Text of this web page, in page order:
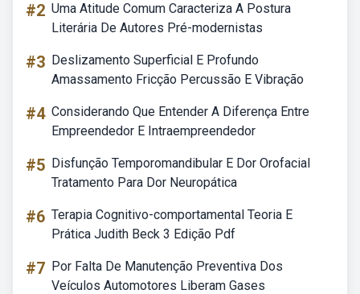
#2 Uma Atitude Comum Caracteriza A Postura
Literária De Autores Pré-modernistas
#3 Deslizamento Superficial E Profundo
Amassamento Fricção Percussão E Vibração
#4 Considerando Que Entender A Diferença Entre
Empreendedor E Intraempreendedor
#5 Disfunção Temporomandibular E Dor Orofacial
Tratamento Para Dor Neuropática
#6 Terapia Cognitivo-comportamental Teoria E
Prática Judith Beck 3 Edição Pdf
#7 Por Falta De Manutenção Preventiva Dos
Veículos Automotores Liberam Gases